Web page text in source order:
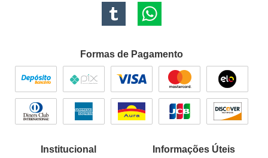
Formas de Pagamento
Institucional Informações Úteis